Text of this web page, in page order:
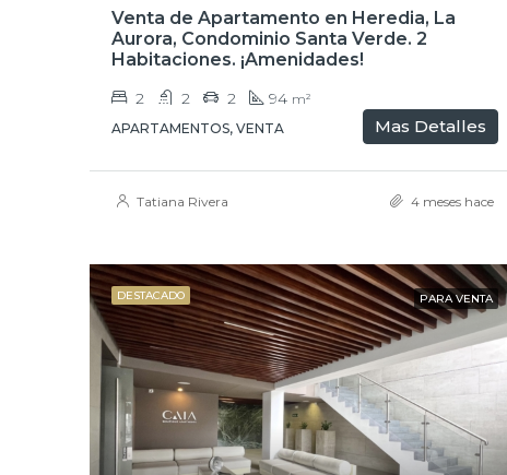
Venta de Apartamento en Heredia, La
Aurora, Condominio Santa Verde. 2
Habitaciones. ¡Amenidades!
2 2 2 94 m²
APARTAMENTOS, VENTA
Mas Detalles
Tatiana Rivera 4 meses hace
DESTACADO PARA VENTA